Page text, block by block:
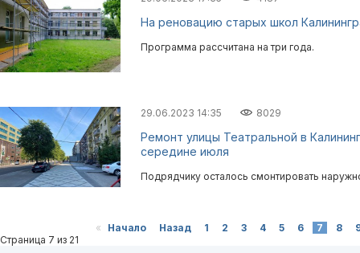
На реновацию старых школ
Программа рассчитана на три года.
29.06.2023 14:35 8029
Ремонт улицы Театральной в
середине июля
Подрядчику осталось смонтировать
« Начало Назад 1 2 3 4 5 6 7 8
Страница 7 из 21